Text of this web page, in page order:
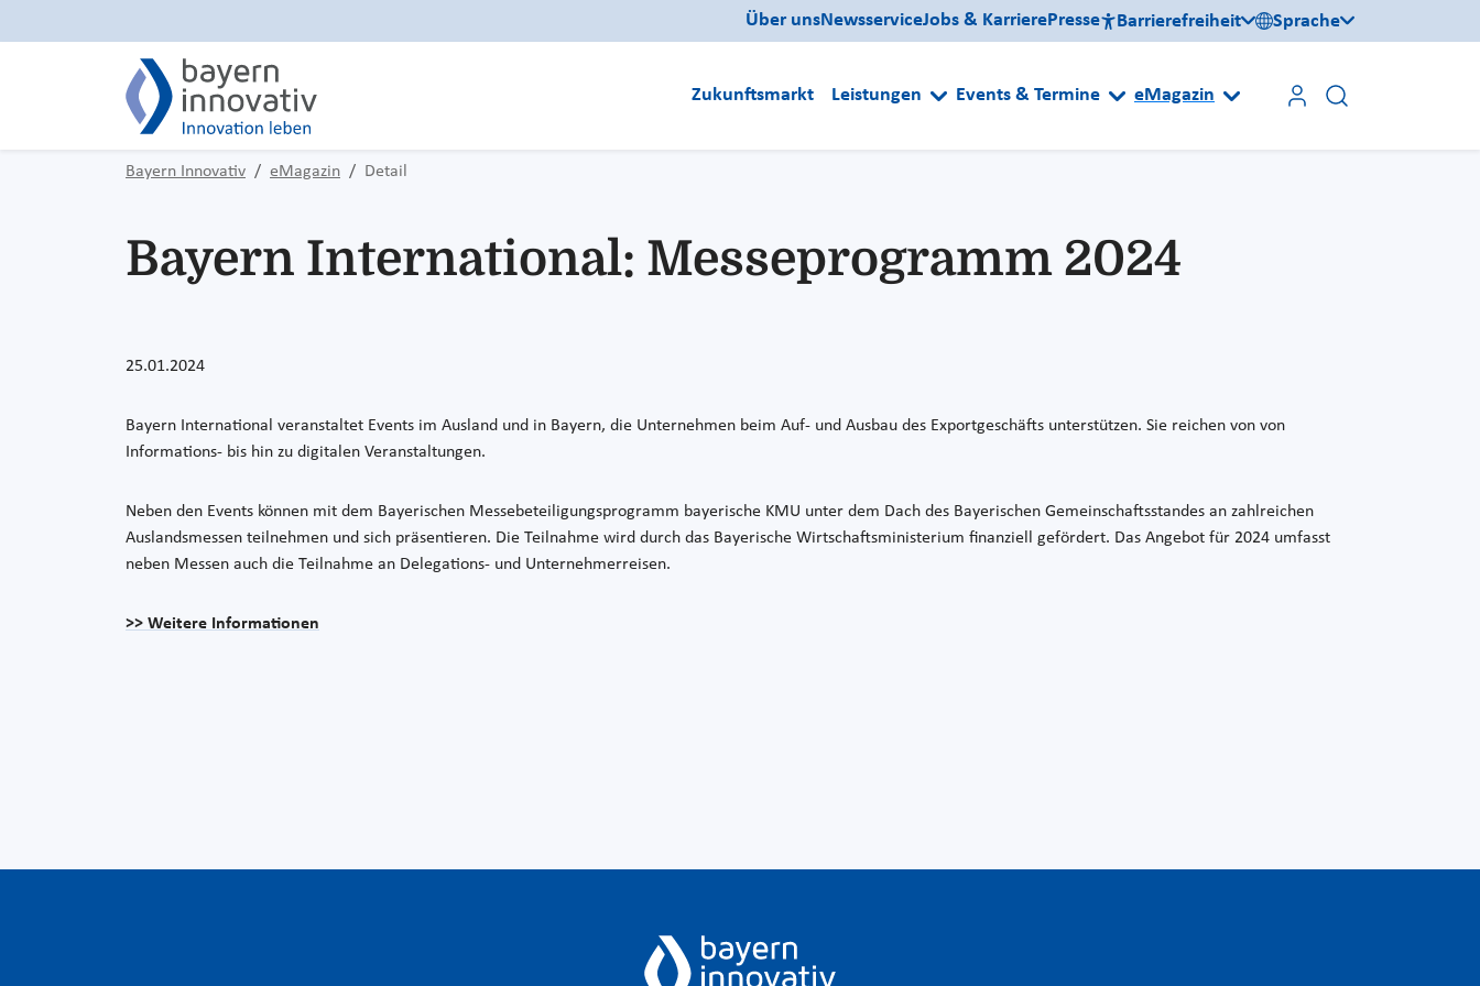
Über unsNewsserviceJobs & KarrierePresse Barrierefreiheit Sprache
Zukunftsmarkt Leistungen Events & Termine eMagazin
Bayern Innovativ eMagazin Detail
Bayern International: Messeprogramm 2024
25.01.2024
Bayern International veranstaltet Events im Ausland und in Bayern, die Unternehmen beim Auf- und Ausbau des Exportgeschäfts unterstützen. Sie reichen von von
Informations- bis hin zu digitalen Veranstaltungen.
Neben den Events können mit dem Bayerischen Messebeteiligungsprogramm bayerische KMU unter dem Dach des Bayerischen Gemeinschaftsstandes an zahlreichen
Auslandsmessen teilnehmen und sich präsentieren. Die Teilnahme wird durch das Bayerische Wirtschaftsministerium finanziell gefördert. Das Angebot für 2024 umfasst
neben Messen auch die Teilnahme an Delegations- und Unternehmerreisen.
>> Weitere Informationen